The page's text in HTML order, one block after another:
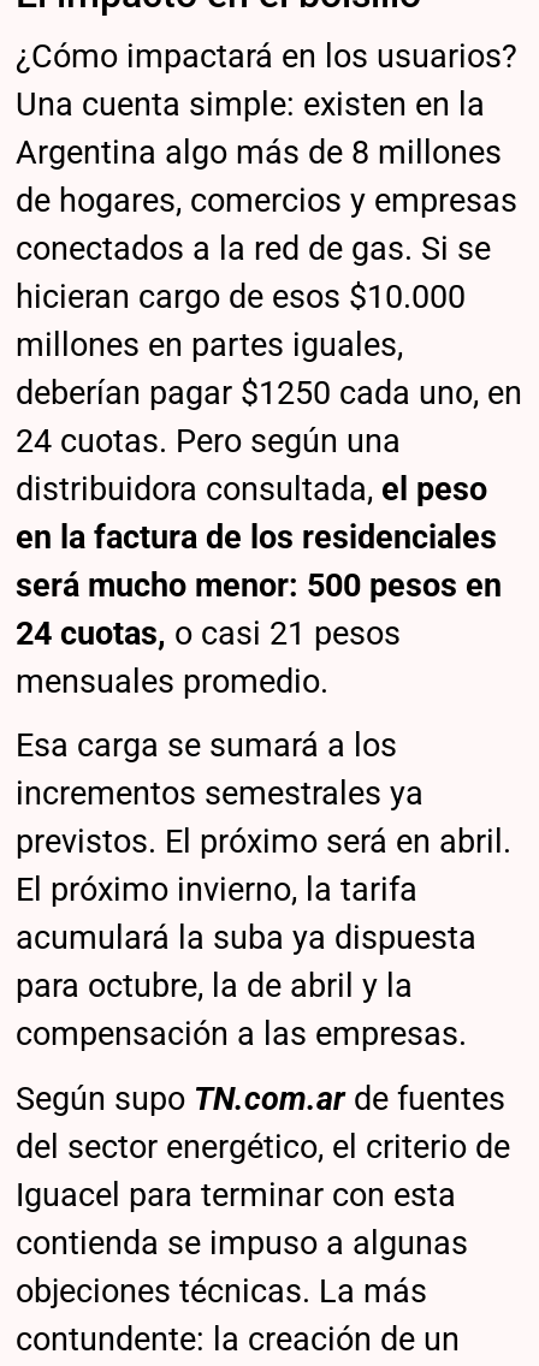
¿Cómo impactará en los usuarios?
Una cuenta simple: existen en la
Argentina algo más de 8 millones
de hogares, comercios y empresas
conectados a la red de gas. Si se
hicieran cargo de esos $10.000
millones en partes iguales,
deberían pagar $1250 cada uno, en
24 cuotas. Pero según una
distribuidora consultada, el peso
en la factura de los residenciales
será mucho menor: 500 pesos en
24 cuotas, o casi 21 pesos
mensuales promedio.
Esa carga se sumará a los
incrementos semestrales ya
previstos. El próximo será en abril.
El próximo invierno, la tarifa
acumulará la suba ya dispuesta
para octubre, la de abril y la
compensación a las empresas.
Según supo TN.com.arde fuentes
del sector energético, el criterio de
Iguacel para terminar con esta
contienda se impuso a algunas
objeciones técnicas. La más
contundente: la creación de un